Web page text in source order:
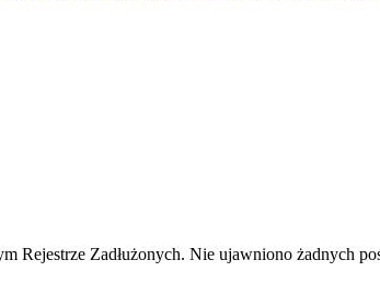
Zadłużonych. Nie ujawniono żadnych